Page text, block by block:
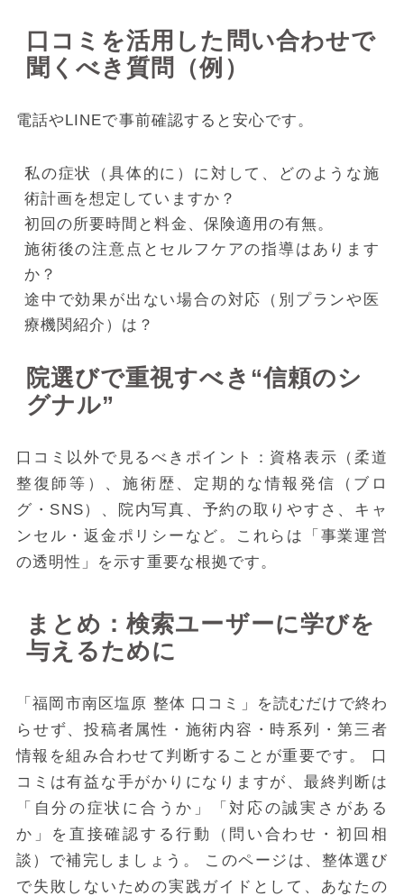
口コミを活用した問い合わせで
聞くべき質問（例）
電話やLINEで事前確認すると安心です。
私の症状（具体的に）に対して、どのような施
術計画を想定していますか？
初回の所要時間と料金、保険適用の有無。
施術後の注意点とセルフケアの指導はあります
か？
途中で効果が出ない場合の対応（別プランや医
療機関紹介）は？
院選びで重視すべき“信頼のシ
グナル”
口コミ以外で見るべきポイント：資格表示（柔道
整復師等）、施術歴、定期的な情報発信（ブロ
グ・SNS）、院内写真、予約の取りやすさ、キャ
ンセル・返金ポリシーなど。これらは「事業運営
の透明性」を示す重要な根拠です。
まとめ：検索ユーザーに学びを
与えるために
「福岡市南区塩原 整体 口コミ」を読むだけで終わ
らせず、投稿者属性・施術内容・時系列・第三者
情報を組み合わせて判断することが重要です。 口
コミは有益な手がかりになりますが、最終判断は
「自分の症状に合うか」「対応の誠実さがある
か」を直接確認する行動（問い合わせ・初回相
談）で補完しましょう。 このページは、整体選び
で失敗しないための実践ガイドとして、あなたの